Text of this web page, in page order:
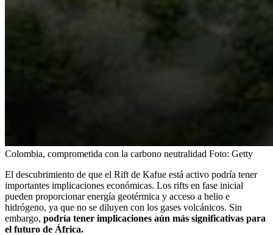
Colombia, comprometida con la carbono neutralidad Foto: Getty
El descubrimiento de que el Rift de Kafue está activo podría tener
importantes implicaciones económicas. Los rifts en fase inicial
pueden proporcionar energía geotérmica y acceso a helio e
hidrógeno, ya que no se diluyen con los gases volcánicos. Sin
embargo, podría tener implicaciones aún más significativas para
el futuro de África.